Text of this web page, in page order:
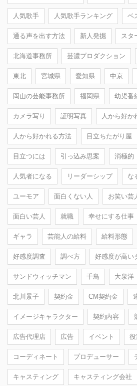
人気歌手 人気歌手ランキング ベ
通る声を出す方法 新人発掘 スタ
北海道事務所 芸濃プロダクション
東北 宮城県 愛知県 中京
岡山の芸能事務所 福岡県 幼児番
カメラ写り 証明写真 人から好か
人から好かれる方法 目立ちたがり屋
目立つには 引っ込み思案 消極的
人気者になる リーダーシップ な
ユーモア 面白くない人 お笑い芸
面白い芸人 就職 幸せにする仕事
ギャラ 芸能人の給料 給料形態
好感度調査 調べ方 好感度が高い
サンドウィッチマン 千鳥 大泉洋
北川景子 契約金 CM契約金
イメージキャラクター 契約内容
広告代理店 広告 イベント 役
コーディネート プロデューサー
キャスティング キャスティング会社